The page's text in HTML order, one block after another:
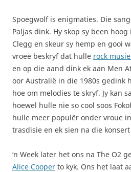
Spoegwolf is enigmaties. Die
Paljas dink. Hy skop sy been
Clegg en skeur sy hemp en gooi
vroeë beskryf dat hulle rock
en op die aand dink ek aan Men
oor Australië in die 1980s gedink
hoe om melodies te skryf. Jy kan
hoewel hulle nie so cool soos
hulle meer populêr onder vroue
trasdisie en ek sien na die
‘n Week later het ons na The O2
Alice Cooper to kyk. Ons het laat